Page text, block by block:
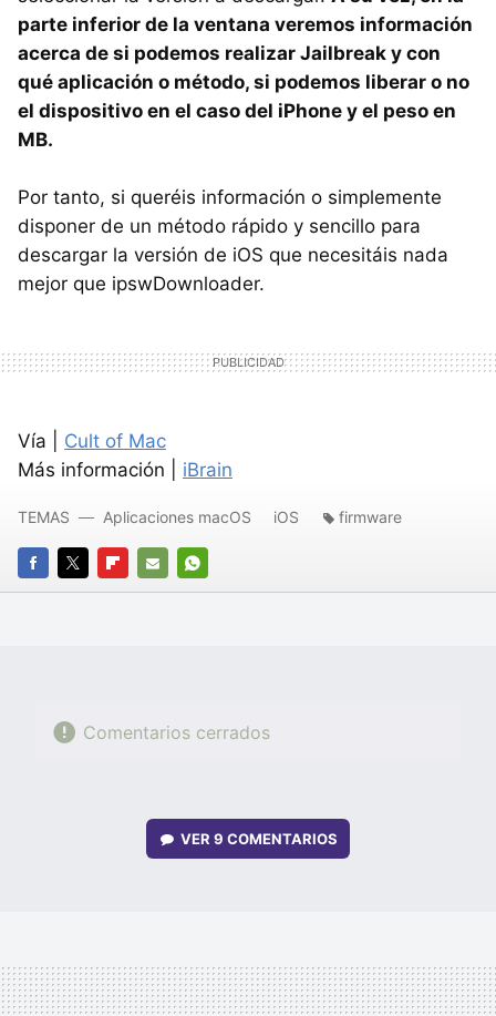
parte inferior de la ventana veremos información
acerca de si podemos realizar Jailbreak y con
qué aplicación o método, si podemos liberar o no
el dispositivo en el caso del iPhone y el peso en
MB.
Por tanto, si queréis información o simplemente
disponer de un método rápido y sencillo para
descargar la versión de iOS que necesitáis nada
mejor que ipswDownloader.
Vía | Cult of Mac
Más información | iBrain
FACEBOOK
TWITTERFLIPBOARD
E-
WHATSAPP
TEMAS Aplicaciones macOS iOS firmware
Comentarios cerrados
VER 9 COMENTARIOS